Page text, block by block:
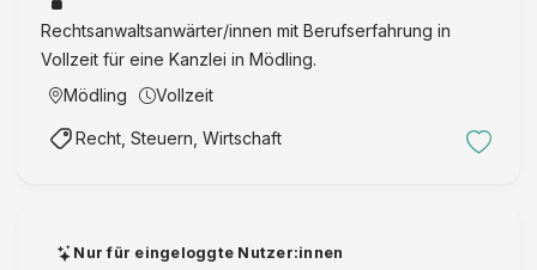
Rechtsanwaltsanwärter/innen mit Berufserfahrung in
Vollzeit für eine Kanzlei in Mödling.
Mödling
Vollzeit
Recht, Steuern, Wirtschaft
Nur für eingeloggte Nutzer:innen